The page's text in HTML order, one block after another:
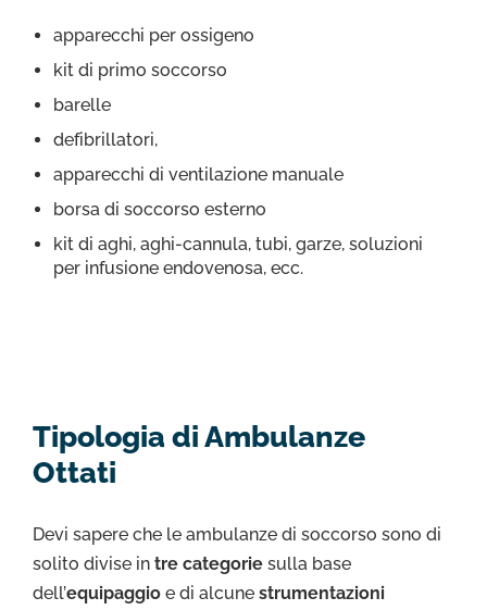
apparecchi per ossigeno
kit di primo soccorso
barelle
defibrillatori,
apparecchi di ventilazione manuale
borsa di soccorso esterno
kit di aghi, aghi-cannula, tubi, garze, soluzioni
per infusione endovenosa, ecc.
Tipologia di Ambulanze
Ottati
Devi sapere che le ambulanze di soccorso sono di
solito divise in tre categorie sulla base
dell’equipaggio e di alcune strumentazioni